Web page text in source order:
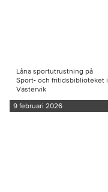
Låna sportutrustning på
Sport- och fritidsbiblioteket i
Västervik
9 februari 2026